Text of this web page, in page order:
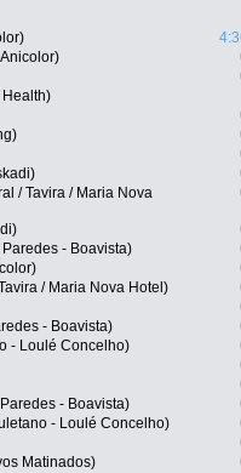
/ Tavira / Maria Nova
- Boavista)
/ Maria Nova Hotel)
- Boavista)
- Loulé Concelho)
- Boavista)
- Loulé Concelho)
Matinados)